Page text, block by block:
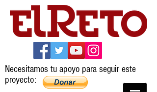
Necesitamos tu apoyo para seguir este
proyecto: